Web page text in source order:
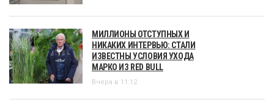
МИЛЛИОНЫ ОТСТУПНЫХ И
НИКАКИХ ИНТЕРВЬЮ: СТАЛИ
ИЗВЕСТНЫ УСЛОВИЯ УХОДА
МАРКО ИЗ RED BULL
Вчера в 11:12